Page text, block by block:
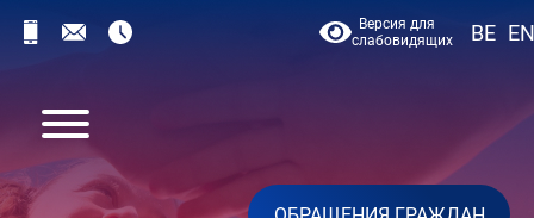
Версия для
слабовидящих
BE EN